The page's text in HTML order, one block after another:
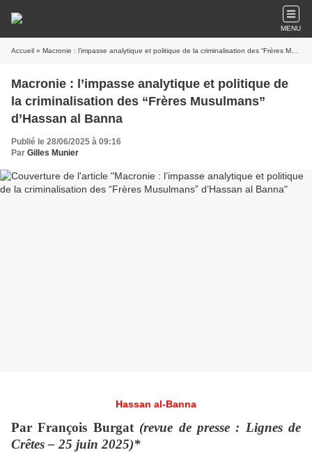
MENU
Accueil » Macronie : l’impasse analytique et politique de la criminalisation des “Frères Musulmans” d’Hassan al Banna
Macronie : l’impasse analytique et politique de
la criminalisation des “Frères Musulmans”
d’Hassan al Banna
Publié le 28/06/2025 à 09:16
Par Gilles Munier
Hassan al-Banna
Par François Burgat (revue de presse : Lignes de
Crêtes – 25 juin 2025)*